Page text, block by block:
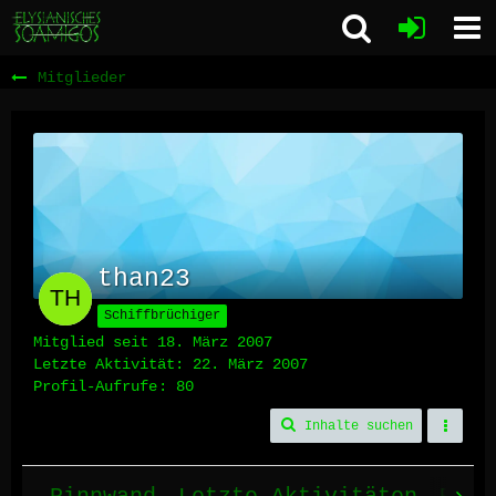
Mitglieder
than23
Schiffbrüchiger
Mitglied seit 18. März 2007
Letzte Aktivität: 22. März 2007
Profil-Aufrufe
80
Inhalte suchen